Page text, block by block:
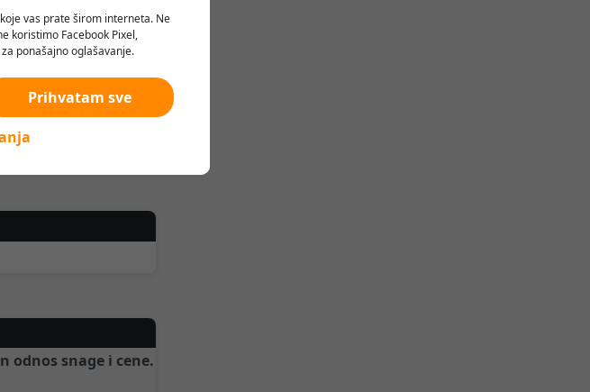
vas prate širom interneta. Ne
koristimo Facebook Pixel,
ponašajno oglašavanje.
Prihvatam sve
odnos snage i cene.